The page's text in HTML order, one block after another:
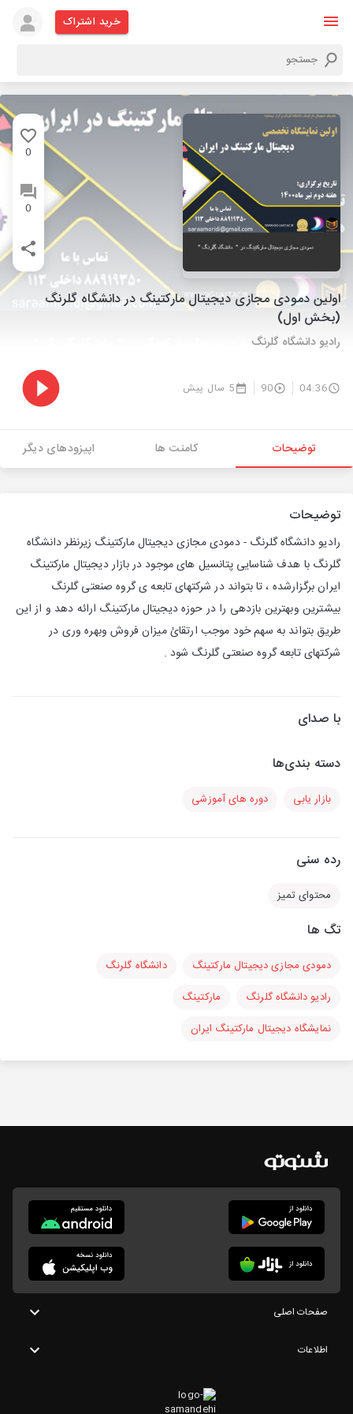
خرید اشتراک
0
0
اولین دمودی مجازی دیجیتال مارکتینگ در دانشگاه گلرنگ
(بخش اول)
رادیو دانشگاه گلرنگ
04:36
90 5 سال پیش
توضیحات کامنت ها اپیزودهای دیگر
توضیحات
رادیو دانشگاه گلرنگ - دمودی مجازی دیجیتال مارکتینگ زیرنظر دانشگاه
گلرنگ با هدف شناسایی پتانسیل های موجود در بازار دیجیتال مارکتینگ
ایران برگزارشده ، تا بتواند در شرکتهای تابعه ی گروه صنعتی گلرنگ
بیشترین وبهترین بازدهی را در حوزه دیجیتال مارکتینگ ارائه دهد و از این
طریق بتواند به سهم خود موجب ارتقائ میزان فروش وبهره وری در
شرکتهای تابعه گروه صنعتی گلرنگ شود .
با صدای
دسته بندی‌ها
بازار یابی دوره های آموزشی
رده سنی
محتوای تمیز
تگ ها
دمودی مجازی دیجیتال مارکتینگ
دانشگاه گلرنگ
رادیو دانشگاه گلرنگ
مارکتینگ
نمایشگاه دیجیتال مارکتینگ ایران
صفحات اصلی
اطلاعات